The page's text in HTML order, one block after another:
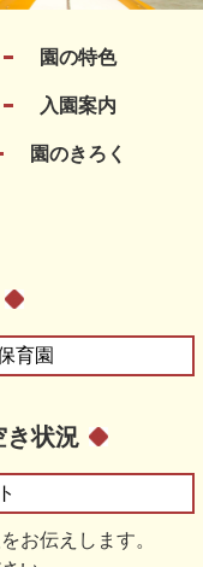
園の特色
入園案内
園のきろく
育園
き状況
お伝えします。